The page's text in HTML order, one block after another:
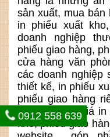
sản xuất, mua
in phiếu xuất
doanh nghiệp
phiếu giao hàng,
cửa hàng văn
các doanh nghiệp
thiết kế, in phiếu
phiếu giao hàng
không chỉ vì giá
kho, phiếu giao
0912 558 639